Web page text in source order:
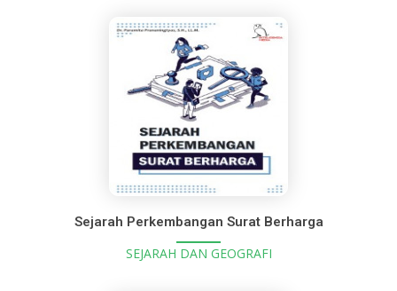
Sejarah Perkembangan Surat Berharga
SEJARAH DAN GEOGRAFI